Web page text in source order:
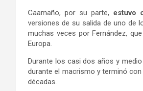
Caamaño, por su parte, estuvo
versiones de su salida de uno de
muchas veces por Fernández,
Europa.
Durante los casi dos años y
durante el macrismo y terminó
décadas.